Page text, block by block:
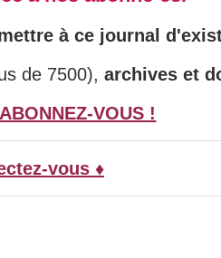
à ce journal
de 7500), archives et
ABONNEZ-VOUS !
vous ♦